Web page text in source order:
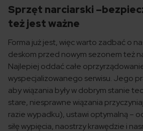
Sprzęt narciarski
też jest ważne
Forma już jest, więc warto zadbać o
deskom przed nowym sezonem też
Najlepiej oddać całe
wyspecjalizowanego serwisu. Jego
aby wiązania były w dobrym stanie
stare, niesprawne wiązania
razie wypadku), ustawi optymalną –
siłę wypięcia, naostrzy krawędzie i